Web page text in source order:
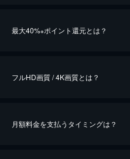
最大40%※ポイント還元とは？
※40％ポイント還元の対象は、クレジット
iOSアプリのUコイン決済による作品の購
フルHD画質 / 4K画質とは？
月額料金を支払うタイミングは？